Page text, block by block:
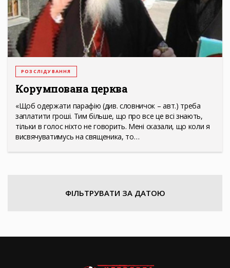
РОЗСЛІДУВАННЯ
Корумпована церква
«Щоб одержати парафію (див. словничок – авт.) треба
заплатити гроші. Тим більше, що про все це всі знають,
тільки в голос ніхто не говорить. Мені сказали, що коли я
висвячуватимусь на священика, то…
ФІЛЬТРУВАТИ ЗА ДАТОЮ